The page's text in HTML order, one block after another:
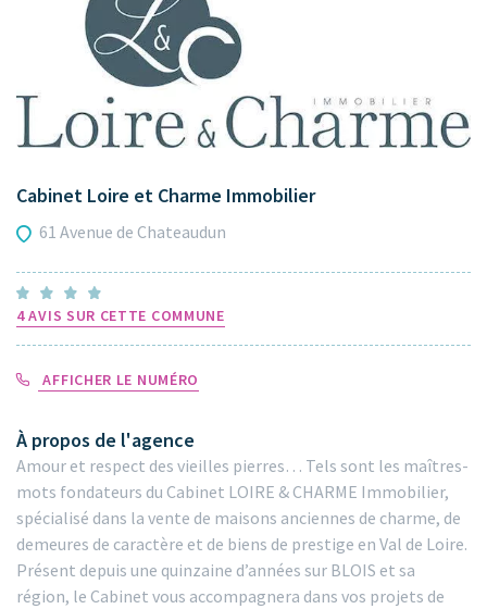
Cabinet Loire et Charme Immobilier
61 Avenue de Chateaudun
4 AVIS SUR CETTE COMMUNE
AFFICHER LE NUMÉRO
À propos de l'agence
Amour et respect des vieilles pierres… Tels sont les maîtres-
mots fondateurs du Cabinet LOIRE & CHARME Immobilier,
spécialisé dans la vente de maisons anciennes de charme, de
demeures de caractère et de biens de prestige en Val de Loire.
Présent depuis une quinzaine d’années sur BLOIS et sa
région, le Cabinet vous accompagnera dans vos projets de